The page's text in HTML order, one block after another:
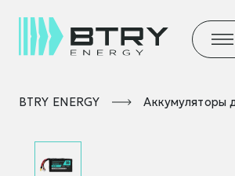
BTRY ENERGY Аккумуляторы